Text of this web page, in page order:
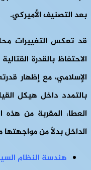
بعد التصنيف الأميركي.
قد تعكس التغييرات
الاحتفاظ بالقدرة
الإسلامي، مع إظهار
بالتمدد داخل هيكل
العطا، المقربة من هذه
الداخل بدلاً من مواجهتها
هندسة النظام